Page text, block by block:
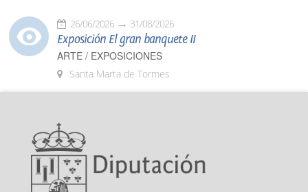
26/06/2026 31/08/2026
Exposición El gran banquete II
ARTE / EXPOSICIONES
Santa Marta de Tormes